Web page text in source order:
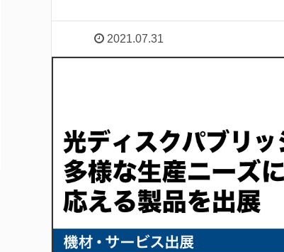
2021.07.31